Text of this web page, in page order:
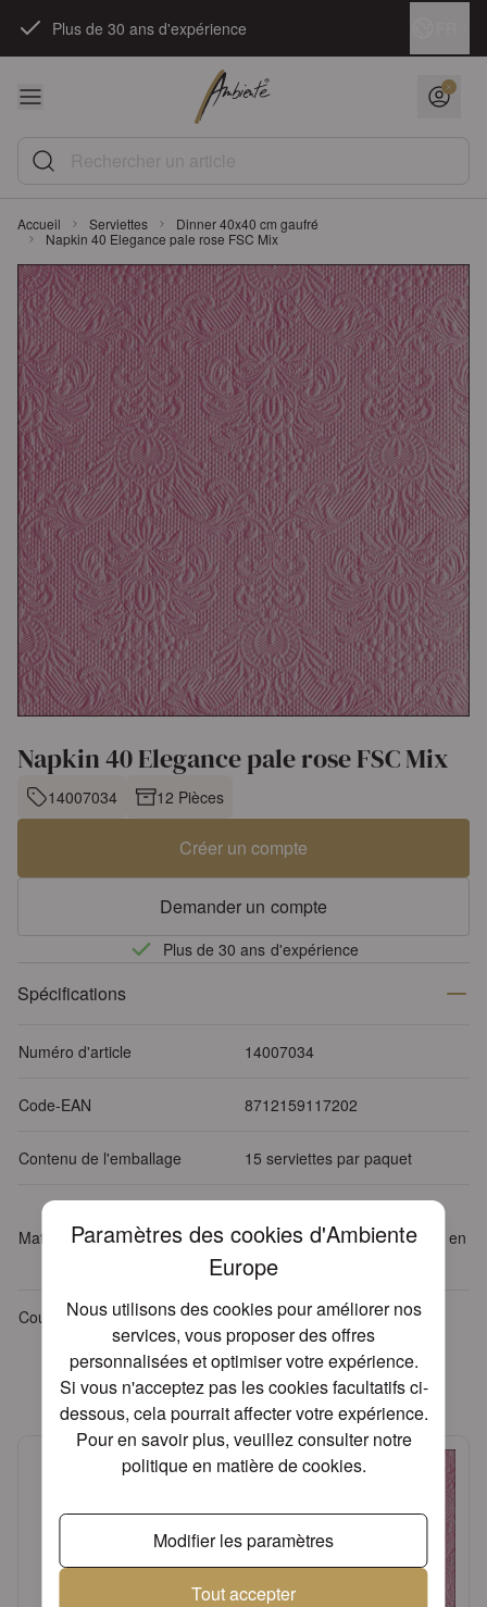
Paramètres des cookies d'Ambiente
Europe
Nous utilisons des cookies pour améliorer nos
services, vous proposer des offres
personnalisées et optimiser votre expérience.
Si vous n'acceptez pas les cookies facultatifs ci-
dessous, cela pourrait affecter votre expérience.
Pour en savoir plus, veuillez consulter notre
politique en matière de cookies.
Modifier les paramètres
Tout accepter
Plus de 30 ans d'expérience
Rechercher un article
Accueil Serviettes
Dinner 40x40 cm gaufré
Napkin 40 Elegance pale rose FSC Mix
Napkin 40 Elegance pale rose FSC Mix
14007034 12 Pièces
Créer un compte
Demander un compte
Plus de 30 ans d'expérience
Spécifications
Numéro d'article 14007034
Code-EAN 8712159117202
Contenu de l'emballage 15 serviettes par paquet
Matériel
blanchi sans chlore, couleurs en
base d'eau
Couleur Rose
Produits apparentés